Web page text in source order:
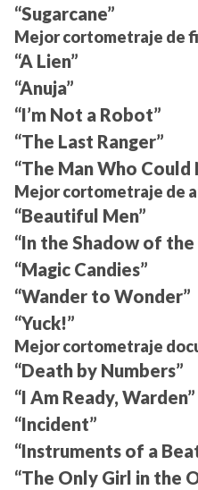
“Sugarcane”
Mejor cortometraje de
“A Lien”
“Anuja”
“I’m Not a Robot”
“The Last Ranger”
“The Man Who
Mejor cortometraje de
“Beautiful Men”
“In the Shadow of the
“Magic Candies”
“Wander to Wonder”
“Yuck!”
Mejor cortometraje
“Death by Numbers”
“I Am Ready, Warden”
“Incident”
“Instruments of a
“The Only Girl in the